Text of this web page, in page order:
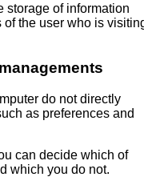
storage of information
the user who is
do not directly
as preferences and
can decide which of
which you do not.